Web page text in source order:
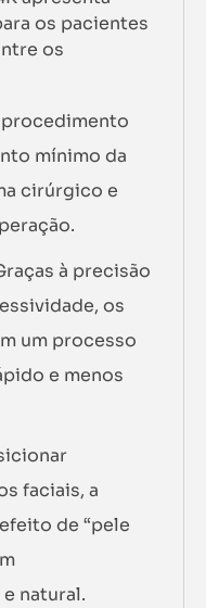
os pacientes
os
procedimento
mínimo da
cirúrgico e
à precisão
os
um processo
e menos
faciais, a
de “pele
natural.